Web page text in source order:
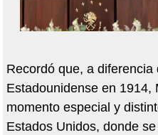
Recordó que, a
Estadounidense en 1914,
momento especial y
Estados Unidos, donde